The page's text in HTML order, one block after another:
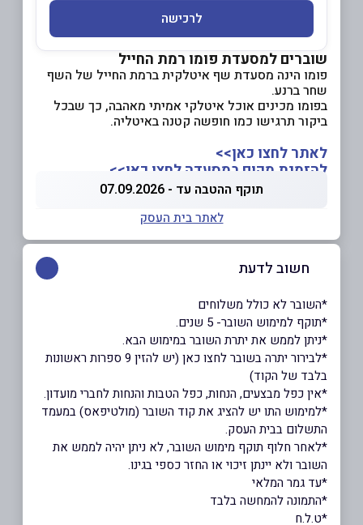
לרכישה
שוברים למסעדת פומו רמת החייל
פומו הינה מסעדת שף איטלקית ברמת החייל של השף
שחר ברנע.
בפומו מכינים אוכל איטלקי אמיתי מאהבה, כך שבכל
ביקור תרגישו כמו חופשה קטנה באיטליה.
לאתר לחצו כאן>>
להזמנת מקום במסעדה לחצו כאן>>
תוקף ההטבה עד - 07.09.2026
לאתר בית העסק
חשוב לדעת
*השובר לא כולל משלוחים
*תוקף למימוש השובר- 5 שנים.
*ניתן לממש את יתרת השובר במימוש הבא.
*לבירור יתרה בשובר לחצו כאן (יש להזין 9 ספרות ראשונות
בלבד של הקוד)
*אין כפל מבצעים, הנחות, כפל הטבות והנחות לחברי מועדון.
*למימוש התו יש להציג את קוד השובר (מולטיפאס) במעמד
התשלום בבית העסק.
*לאחר חלוף תוקף מימוש השובר, לא ניתן יהיה לממש את
השובר ולא יינתן זיכוי או החזר כספי בגינו.
*עד גמר המלאי
*התמונה להמחשה בלבד
*ט.ל.ח